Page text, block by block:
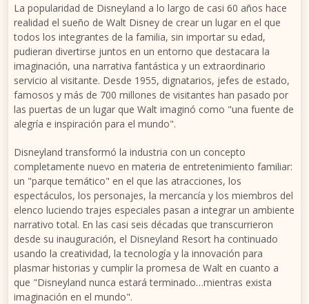
La popularidad de Disneyland a lo largo de casi 60 años hace
realidad el sueño de Walt Disney de crear un lugar en el que
todos los integrantes de la familia, sin importar su edad,
pudieran divertirse juntos en un entorno que destacara la
imaginación, una narrativa fantástica y un extraordinario
servicio al visitante. Desde 1955, dignatarios, jefes de estado,
famosos y más de 700 millones de visitantes han pasado por
las puertas de un lugar que Walt imaginó como "una fuente de
alegría e inspiración para el mundo".
Disneyland transformó la industria con un concepto
completamente nuevo en materia de entretenimiento familiar:
un "parque temático" en el que las atracciones, los
espectáculos, los personajes, la mercancía y los miembros del
elenco luciendo trajes especiales pasan a integrar un ambiente
narrativo total. En las casi seis décadas que transcurrieron
desde su inauguración, el Disneyland Resort ha continuado
usando la creatividad, la tecnología y la innovación para
plasmar historias y cumplir la promesa de Walt en cuanto a
que "Disneyland nunca estará terminado…mientras exista
imaginación en el mundo".